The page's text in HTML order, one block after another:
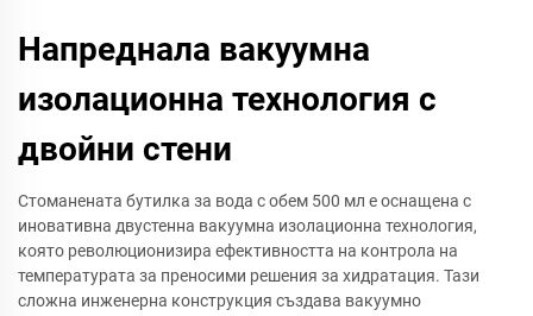
Напреднала вакуумна
изолационна технология с
двойни стени
Стоманената бутилка за вода с обем 500 мл е оснащена с
иновативна двустенна вакуумна изолационна технология,
която революционизира ефективността на контрола на
температурата за преносими решения за хидратация. Тази
сложна инженерна конструкция създава вакуумно